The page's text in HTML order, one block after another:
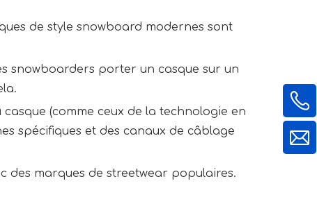
de style snowboard modernes sont
snowboarders porter un casque sur un
(comme ceux de la technologie en
spécifiques et des canaux de câblage
des marques de streetwear populaires.